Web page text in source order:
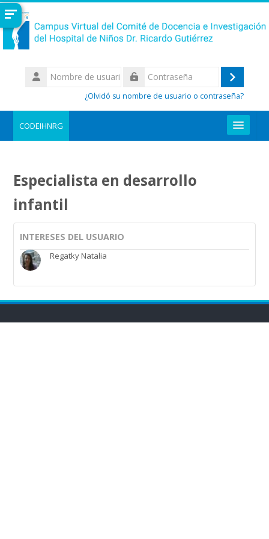
Salta al contenido principal
Nombre
de
Acceder
¿Olvidó su nombre de usuario o contraseña?
CODEIHNRG
Buscar
cursos
Especialista en desarrollo
infantil
INTERESES DEL USUARIO
Regatky Natalia